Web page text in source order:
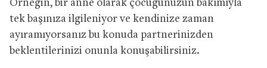
Örneğin, bir anne olarak çocuğunuzun bakımıyla
tek başınıza ilgileniyor ve kendinize zaman
ayıramıyorsanız bu konuda partnerinizden
beklentilerinizi onunla konuşabilirsiniz.